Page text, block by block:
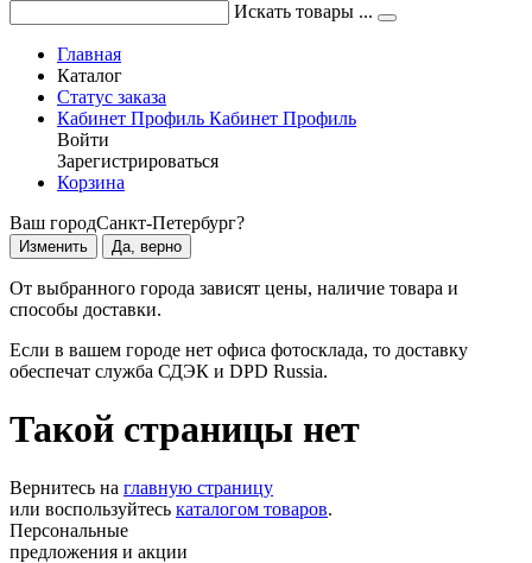
Искать товары ...
Главная
Каталог
Статус заказа
Кабинет Профиль Кабинет Профиль
Войти
Зарегистрироваться
Корзина
Ваш городСанкт-Петербург?
Изменить Да, верно
От выбранного города зависят цены, наличие товара и
способы доставки.
Если в вашем городе нет офиса фотосклада, то доставку
обеспечат служба СДЭК и DPD Russia.
Такой страницы нет
Вернитесь на главную страницу
или воспользуйтесь каталогом товаров.
Персональные
предложения и акции